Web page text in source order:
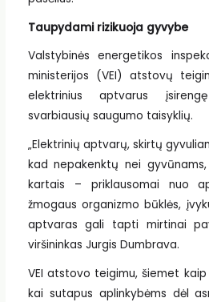
Taupydami rizikuoja gyvybe
Valstybinės energetikos
ministerijos (VEI) atstovų
elektrinius aptvarus
svarbiausių saugumo taisyklių.
„Elektrinių aptvarų, skirtų
kad nepakenktų nei
kartais – priklausomai nuo
žmogaus organizmo būklės,
aptvaras gali tapti mirtinai
viršininkas Jurgis Dumbrava.
VEI atstovo teigimu, šiemet
kai sutapus aplinkybėms dėl